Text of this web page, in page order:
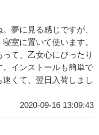
夢に見る感じですが、
室に置いて使います。
て、乙女心にぴったり
インストールも簡単で
くて、翌日入荷しまし
2020-09-16 13:09:43